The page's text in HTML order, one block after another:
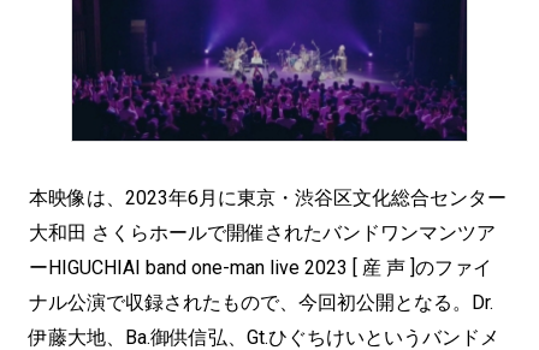
本映像は、2023年6月に東京・渋谷区文化総合センター
大和田 さくらホールで開催されたバンドワンマンツア
ーHIGUCHIAI band one-man live 2023 [ 産 声 ]のファイ
ナル公演で収録されたもので、今回初公開となる。Dr.
伊藤大地、Ba.御供信弘、Gt.ひぐちけいというバンドメ